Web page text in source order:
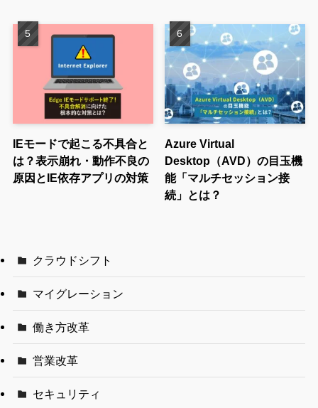
IEモードで起こる不具合と
は？表示崩れ・動作不良の
原因とIE依存アプリの対策
Azure Virtual
Desktop（AVD）の目玉機
能「マルチセッション接
続」とは？
クラウドシフト
マイグレーション
働き方改革
営業改革
セキュリティ